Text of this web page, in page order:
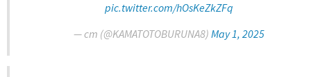
pic.twitter.com/hOsKeZkZFq
— cm (@KAMATOTOBURUNA8) May 1, 2025